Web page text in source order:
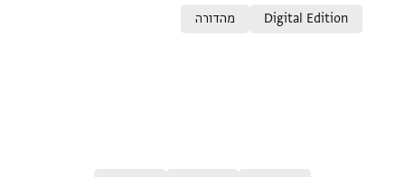
Digital Edition
מהדורה